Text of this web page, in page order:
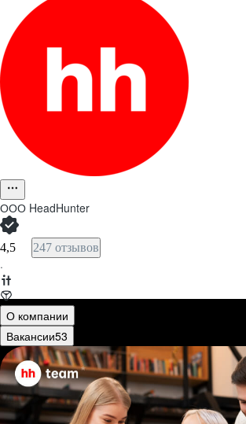
ООО HeadHunter
4,5 247 отзывов
·
О компании
Вакансии53